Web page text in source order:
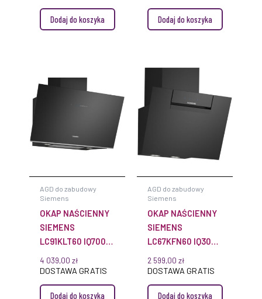
Dodaj do koszyka Dodaj do koszyka
AGD do zabudowy
Siemens
OKAP NAŚCIENNY
SIEMENS
LC91KLT60 IQ700
90 CM CZARNE
SZKŁO
4 039,00 zł
DOSTAWA GRATIS
Dodaj do koszyka
AGD do zabudowy
Siemens
OKAP NAŚCIENNY
SIEMENS
LC67KFN60 IQ300
60 CM CZARNE
SZKŁO
2 599,00 zł
DOSTAWA GRATIS
Dodaj do koszyka